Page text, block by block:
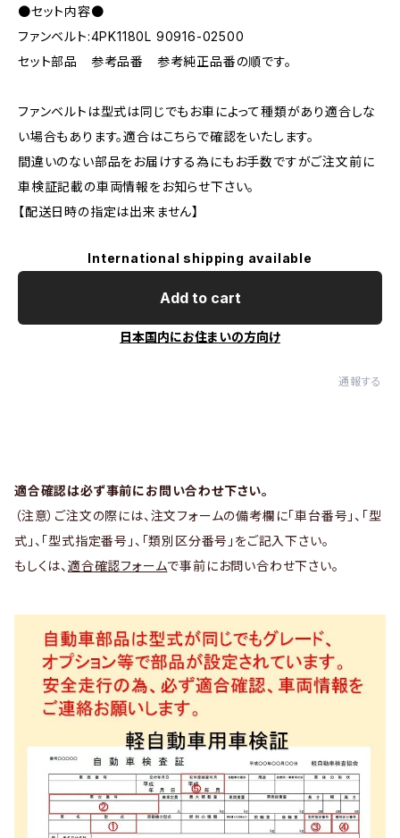
●セット内容●
ファンベルト:4PK1180L 90916-02500
セット部品 参考品番 参考純正品番の順です。
ファンベルトは型式は同じでもお車によって種類があり適合しな
い場合もあります。適合はこちらで確認をいたします。
間違いのない部品をお届けする為にもお手数ですがご注文前に
車検証記載の車両情報をお知らせ下さい。
【配送日時の指定は出来ません】
International shipping available
Add to cart
日本国内にお住まいの方向け
通報する
適合確認は必ず事前にお問い合わせ下さい。
（注意）ご注文の際には、注文フォームの備考欄に「車台番号」、「型
式」、「型式指定番号」、「類別区分番号」をご記入下さい。
もしくは、 適合確認フォームで事前にお問い合わせ下さい。